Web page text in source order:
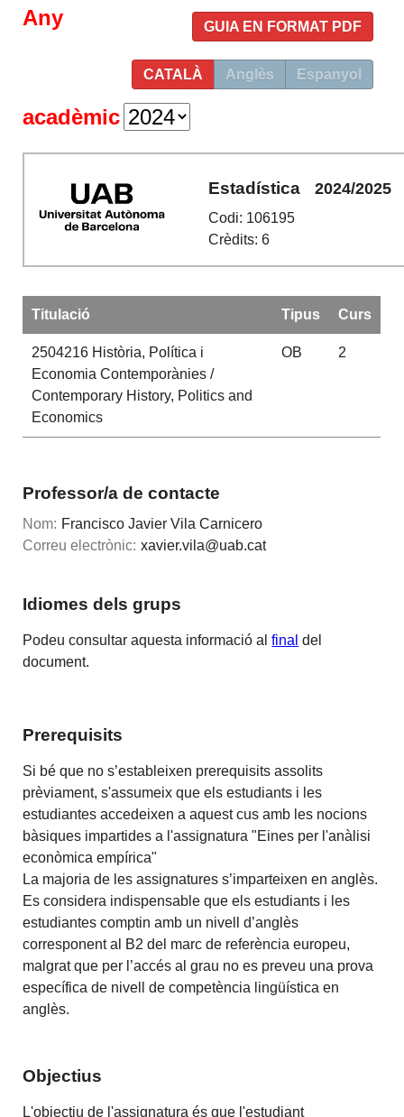
GUIA EN FORMAT PDF
CATALÀ Anglès Espanyol
Any
acadèmic
Estadística
Codi: 106195
Crèdits: 6
2024/2025
Titulació Tipus Curs
2504216Història, Política i
Economia Contemporànies /
Contemporary History, Politics and
Economics
OB 2
Professor/a de contacte
Nom: Francisco Javier Vila Carnicero
Correu electrònic: xavier.vila@uab.cat
Idiomes dels grups
Podeu consultar aquesta informació alfinal del
document.
Prerequisits
Si bé que no s’estableixen prerequisits assolits
prèviament, s'assumeix que els estudiants i les
estudiantes accedeixen a aquest cus amb les nocions
bàsiques impartides a l'assignatura "Eines per l'anàlisi
econòmica empírica"
La majoria de les assignatures s’imparteixen en anglès.
Es considera indispensable que els estudiants i les
estudiantes comptin amb un nivell d’anglès
corresponent al B2 del marc de referència europeu,
malgrat que per l’accés al grau no es preveu una prova
específica de nivell de competència lingüística en
anglès.
Objectius
L'objectiu de l'assignatura és que l'estudiant